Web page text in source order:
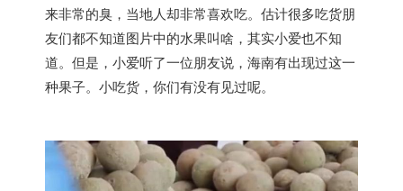
来非常的臭，当地人却非常喜欢吃。估计很多吃货朋
友们都不知道图片中的水果叫啥，其实小爱也不知
道。但是，小爱听了一位朋友说，海南有出现过这一
种果子。小吃货，你们有没有见过呢。